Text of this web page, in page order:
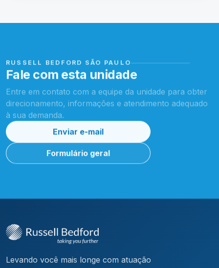
RUSSELL BEDFORD SÃO PAULO
Fale com esta unidade
Entre em contato com a equipe da unidade para obter
direcionamento, informações e atendimento adequado
à sua demanda.
Enviar e-mail
Formulário geral
Levando você mais longe com atuação